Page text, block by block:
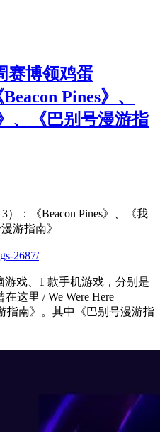
赛博领鸡蛋
Pines》、
、《巴别号漫游指
）：《Beacon Pines》、《我
游指南》
2687/
游戏、1 款手机游戏，分别是
在这里 / We Were Here
指南》。其中《巴别号漫游指